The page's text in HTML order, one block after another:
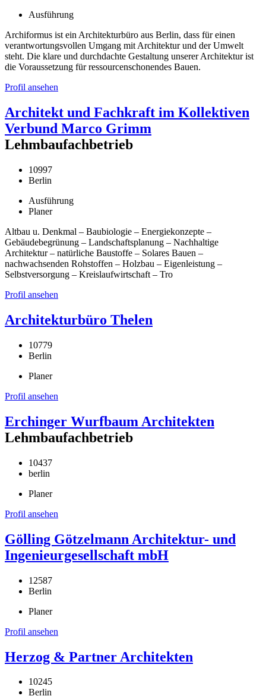
Ausführung
Archiformus ist ein Architekturbüro aus Berlin, dass für einen
verantwortungsvollen Umgang mit Architektur und der Umwelt
steht. Die klare und durchdachte Gestaltung unserer Architektur ist
die Voraussetzung für ressourcenschonendes Bauen.
Profil ansehen
Architekt und Fachkraft im Kollektiven
Verbund Marco Grimm
Lehmbaufachbetrieb
10997
Berlin
Ausführung
Planer
Altbau u. Denkmal – Baubiologie – Energiekonzepte –
Gebäudebegrünung – Landschaftsplanung – Nachhaltige
Architektur – natürliche Baustoffe – Solares Bauen –
nachwachsenden Rohstoffen – Holzbau – Eigenleistung –
Selbstversorgung – Kreislaufwirtschaft – Tro
Profil ansehen
Architekturbüro Thelen
10779
Berlin
Planer
Profil ansehen
Erchinger Wurfbaum Architekten
Lehmbaufachbetrieb
10437
berlin
Planer
Profil ansehen
Gölling Götzelmann Architektur- und
Ingenieurgesellschaft mbH
12587
Berlin
Planer
Profil ansehen
Herzog & Partner Architekten
10245
Berlin